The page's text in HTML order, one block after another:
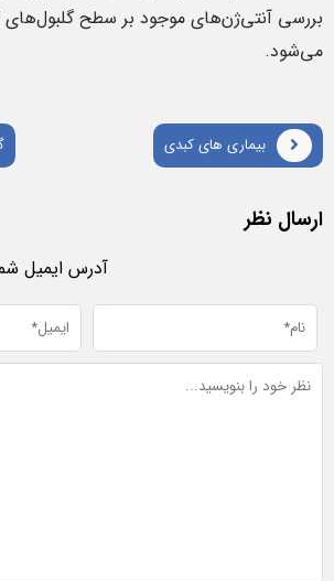
بررسی آنتی‌ژن‌های موجود بر سطح
می‌شود.
بیماری های کبدی
ارسال نظر
آدرس ایمیل